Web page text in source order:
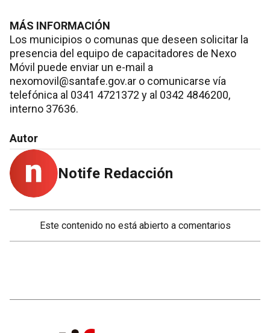
MÁS INFORMACIÓN
Los municipios o comunas que deseen solicitar la
presencia del equipo de capacitadores de Nexo
Móvil puede enviar un e-mail a
nexomovil@santafe.gov.ar o comunicarse vía
telefónica al 0341 4721372 y al 0342 4846200,
interno 37636.
Autor
Notife Redacción
Este contenido no está abierto a comentarios